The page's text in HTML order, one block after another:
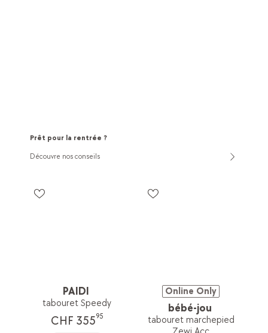
Prêt pour la rentrée ?
Découvre nos conseils
PAIDI
tabouret Speedy
CHF 35595
Online Only
bébé-jou
tabouret marchepied